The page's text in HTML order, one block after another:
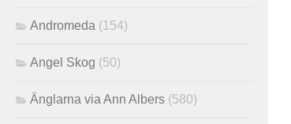
Andromeda (154)
Angel Skog (50)
Änglarna via Ann Albers (580)